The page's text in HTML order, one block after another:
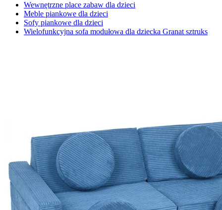
Wewnętrzne place zabaw dla dzieci
Meble piankowe dla dzieci
Sofy piankowe dla dzieci
Wielofunkcyjna sofa modułowa dla dziecka Granat sztruks